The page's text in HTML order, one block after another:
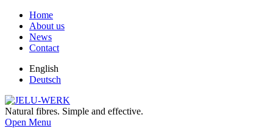
Home
About us
News
Contact
English
Deutsch
Natural fibres. Simple and effective.
Open Menu